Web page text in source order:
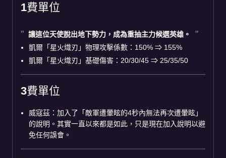
1費單位
讓這位天使脫出地下勢力，成為重抽主力候選英雄。
凱爾「星火熾刃」物理攻擊係數：150% ⇒ 155%
凱爾「星火熾刃」基礎傷害：20/30/45 ⇒ 25/35/50
3費單位
威寇茲：加入了「敵軍遭暈眩的4秒內無法再次遭暈眩」
的說明。其實一直以來都是如此，只是現在加入說明以避
免任何誤會。